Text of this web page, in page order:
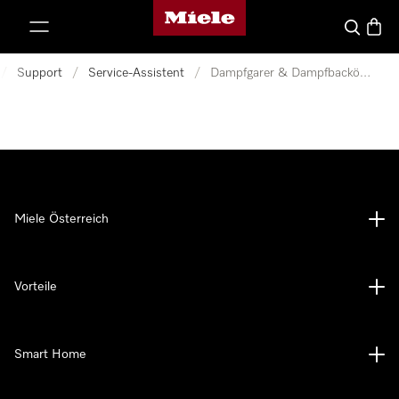
Miele-Homepage
Suche
Support / Service-Assistent / Dampfgarer & Dampfbacköfen
Miele Österreich
Vorteile
Smart Home